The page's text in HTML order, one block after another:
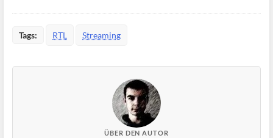
Tags: RTL Streaming
ÜBER DEN AUTOR